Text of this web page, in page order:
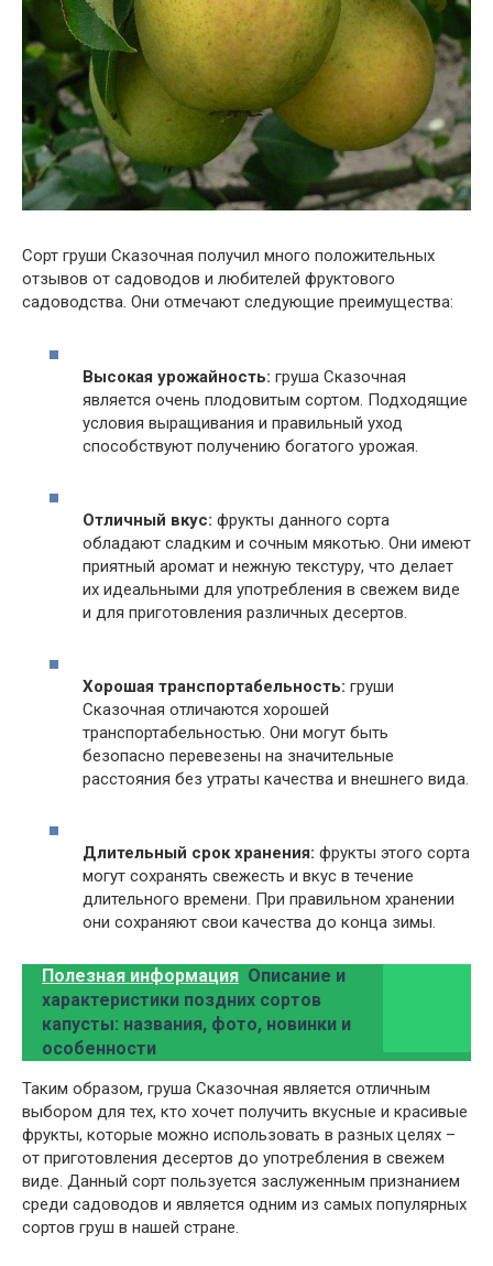
Сорт груши Сказочная получил много положительных
отзывов от садоводов и любителей фруктового
садоводства. Они отмечают следующие преимущества:
Высокая урожайность: груша Сказочная
является очень плодовитым сортом. Подходящие
условия выращивания и правильный уход
способствуют получению богатого урожая.
Отличный вкус: фрукты данного сорта
обладают сладким и сочным мякотью. Они имеют
приятный аромат и нежную текстуру, что делает
их идеальными для употребления в свежем виде
и для приготовления различных десертов.
Хорошая транспортабельность: груши
Сказочная отличаются хорошей
транспортабельностью. Они могут быть
безопасно перевезены на значительные
расстояния без утраты качества и внешнего вида.
Длительный срок хранения: фрукты этого сорта
могут сохранять свежесть и вкус в течение
длительного времени. При правильном хранении
они сохраняют свои качества до конца зимы.
Полезная информация Описание и
характеристики поздних сортов
капусты: названия, фото, новинки и
особенности
Таким образом, груша Сказочная является отличным
выбором для тех, кто хочет получить вкусные и красивые
фрукты, которые можно использовать в разных целях –
от приготовления десертов до употребления в свежем
виде. Данный сорт пользуется заслуженным признанием
среди садоводов и является одним из самых популярных
сортов груш в нашей стране.